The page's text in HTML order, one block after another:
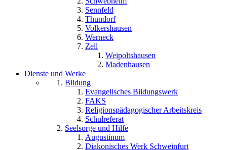
Sennfeld
Thundorf
Volkershausen
Werneck
Zell
Weipoltshausen
Madenhausen
Dienste und Werke
Bildung
Evangelisches Bildungswerk
FAKS
Religionspädagogischer Arbeitskreis
Schulreferat
Seelsorge und Hilfe
Augustinum
Diakonisches Werk Schweinfurt